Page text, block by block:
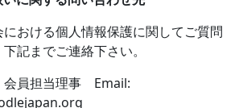
おける個人情報保護に関してご質問
記までご連絡下さい。
員担当理事 Email: